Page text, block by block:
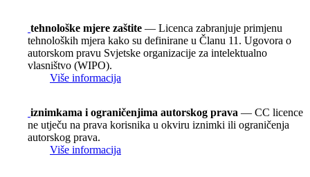
tehnološke mjere zaštite — Licenca zabranjuje primjenu
tehnoloških mjera kako su definirane u Članu 11. Ugovora o
autorskom pravu Svjetske organizacije za intelektualno
vlasništvo (WIPO).
Više informacija
iznimkama i ograničenjima autorskog prava — CC licence
ne utječu na prava korisnika u okviru iznimki ili ograničenja
autorskog prava.
Više informacija